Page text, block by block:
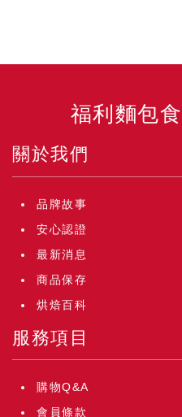
福利麵包
關於我們
品牌故事
安心認證
最新消息
商品保存
烘焙百科
服務項目
購物Q&A
會員條款